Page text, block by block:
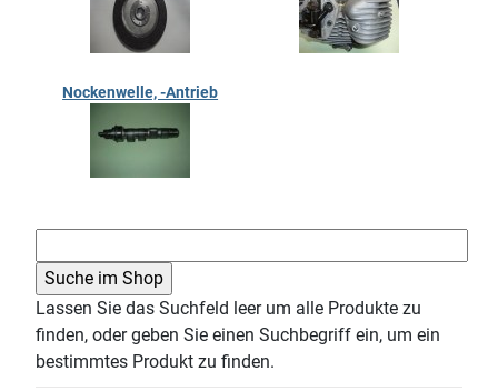
Nockenwelle, -Antrieb
Lassen Sie das Suchfeld leer um alle Produkte zu
finden, oder geben Sie einen Suchbegriff ein, um ein
bestimmtes Produkt zu finden.